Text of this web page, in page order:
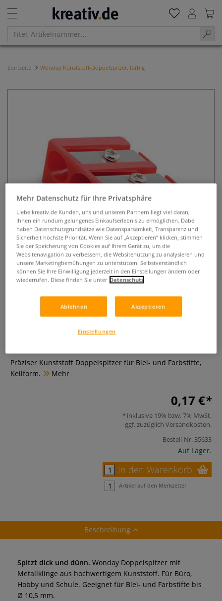
Startseite Wonday Kunststoff-Doppelspitzer, farbig
Wonday Kunststoff-
Präziser Kunststoff Doppelspitzer für Blei- und Farbstifte,
Keilform.
Mehr
0,17 €
inklusive 19% bzw. 7% MwSt,
ggf. zuzüglich Versandkosten.
Bestell-Nr. 35633
Auf Lager.
In den Warenkorb
Artikel auf den Merkzettel
Beschreibung
Spitzt dick und dünn. Wonday Doppelspitzer mit
Metallklinge aus hochwertigem Kunststoff. Für Büro,
Hobby und Schule. Geeignet für Blei- und Farbstifte bis
Ø 10,5 mm.
Mehr Datenschutz für Ihre Privatsphäre
Liebe kreativ.de Kunden, uns und unseren Partnern liegt viel daran,
Ihnen ein rundum gelungenes Einkaufserlebnis zu ermöglichen. Dabei
haben Datenschutzgrundsätze wie Datensparsamkeit, Transparenz und
Sicherheit höchste Priorität. Wenn Sie auf „Akzeptieren“ klicken, stimmen
Sie der Speicherung von Cookies auf Ihrem Gerät zu, um die
Websitenavigation zu verbessern, die Websitenutzung zu analysieren und
unsere Marketingbemühungen zu unterstützen. Selbstverständlich
können Sie Ihre Einwilligung jederzeit in den Einstellungen ändern oder
wiederrufen. Diese finden Sie unter Datenschutz
Ablehnen Akzeptieren
Einstellungen